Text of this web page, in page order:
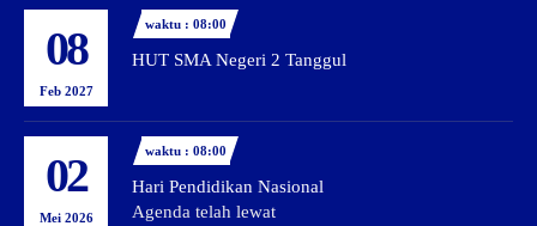
08
Feb 2027
waktu : 08:00
HUT SMA Negeri 2 Tanggul
02
Mei 2026
waktu : 08:00
Hari Pendidikan Nasional
Agenda telah lewat